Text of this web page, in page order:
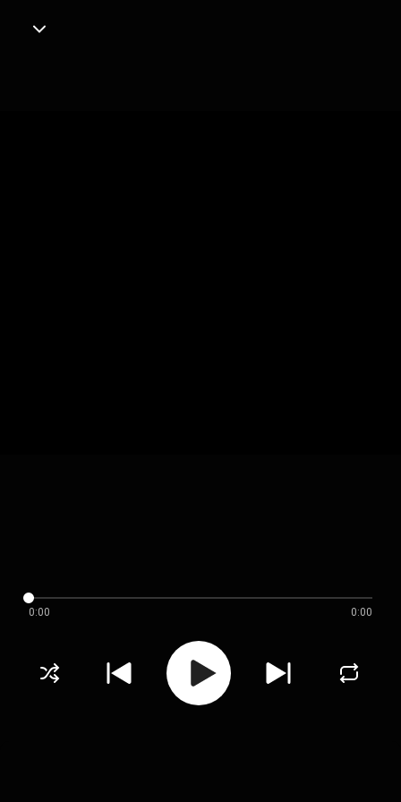
0:00 0:00